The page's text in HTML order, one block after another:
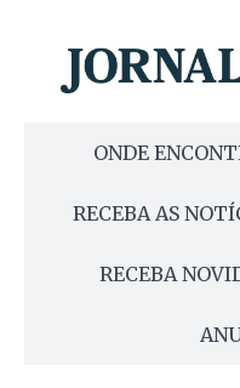
ONDE
RECEBA AS
RECEBA